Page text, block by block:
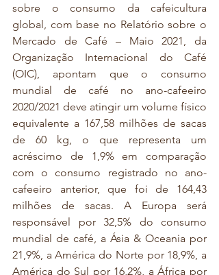
sobre o consumo da cafeicultura
global, com base no Relatório sobre o
Mercado de Café – Maio 2021, da
Organização Internacional do Café
(OIC), apontam que o consumo
mundial de café no ano-cafeeiro
2020/2021 deve atingir um volume físico
equivalente a 167,58 milhões de sacas
de 60 kg, o que representa um
acréscimo de 1,9% em comparação
com o consumo registrado no ano-
cafeeiro anterior, que foi de 164,43
milhões de sacas. A Europa será
responsável por 32,5% do consumo
mundial de café, a Ásia & Oceania por
21,9%, a América do Norte por 18,9%, a
América do Sul por 16,2%, a África por